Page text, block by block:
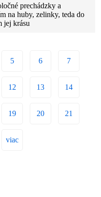
prechádzky a
na huby, zelinky, teda do
jej krásu
5 6 7
12 13 14
19 20 21
viac